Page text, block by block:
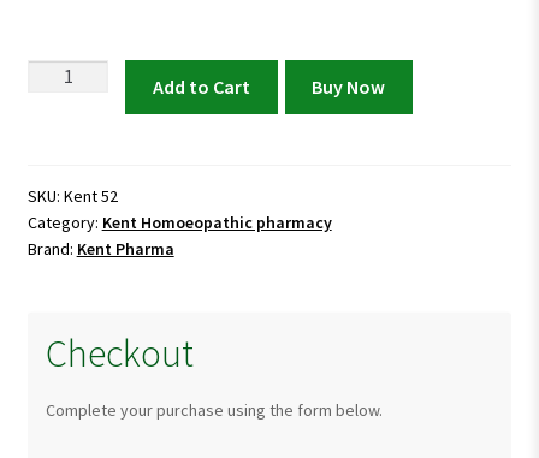
Kent
Cholelithiasis
&
Gallstone
Add to Cart Buy Now
SKU: Kent 52
Category: Kent Homoeopathic pharmacy
Brand: Kent Pharma
Checkout
Complete your purchase using the form below.